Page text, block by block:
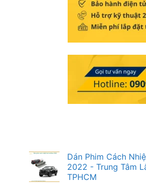
Dán Phim Cách
2022 - Trung Tâm
TPHCM